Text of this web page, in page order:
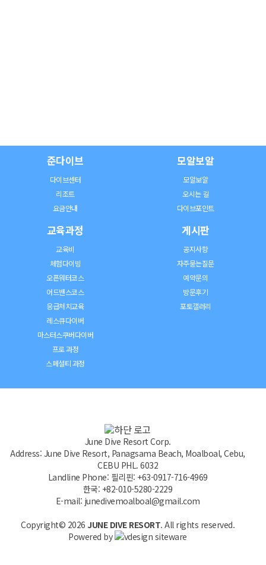
준다이브
다이브센터
리조트
요금안내
모알보알
모알보알
오시는 길
다이브포인트
교육과정
교육비
체험다이빙
오픈워터코스
어드밴스코스
응급처치교육
레스큐다이버
마스터스쿠버다이버
프로 과정
스페셜티 과정
게시판
공지사항
자주묻는질문
예약문의
방문후기
포토갤러리
June Dive Resort Corp.
Address: June Dive Resort, Panagsama Beach, Moalboal, Cebu,
CEBU PHL. 6032
Landline Phone: 필리핀: +63-0917-716-4969
한국: +82-010-5280-2229
E-mail: junedivemoalboal@gmail.com
Copyright© 2026 JUNE DIVE RESORT. All rights reserved.
Powered by